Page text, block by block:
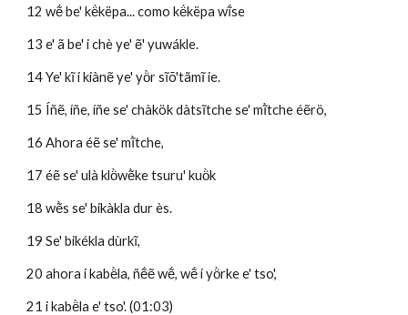
12 wẽ́ be' kë́këpa... como kë́këpa wĩ́se
13 e' ã be' i chè ye' ẽ' yuwákle.
14 Ye' kĩ i kiànẽ ye' yö̀r sĩõ'tãmĩ ie.
15 Íñẽ, íñe, íñe se' chàkök dàtsĩtche se' mĩ̀tche éẽrö,
16 Ahora éẽ se' mĩ̀tche,
17 éẽ se' ulà klö̀wẽ̀ke tsuru' kuö̀k
18 wẽ̀s se' bikàkla dur ès.
19 Se' bikékla dùrkĩ,
20 ahora i kabë̀la, ñẽ́ẽ wẽ́, wẽ́ i yö̀rke e' tso',
21 i kabë̀la e' tso'. (01:03)